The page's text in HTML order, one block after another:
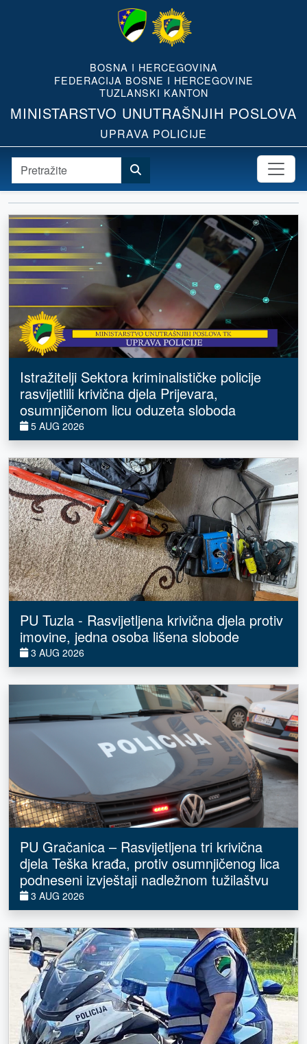
BOSNA I HERCEGOVINA
FEDERACIJA BOSNE I HERCEGOVINE
TUZLANSKI KANTON
MINISTARSTVO UNUTRAŠNJIH POSLOVA
UPRAVA POLICIJE
Istražitelji Sektora kriminalističke policije
rasvijetlili krivična djela Prijevara,
osumnjičenom licu oduzeta sloboda
5 AUG 2026
PU Tuzla - Rasvijetljena krivična djela protiv
imovine, jedna osoba lišena slobode
3 AUG 2026
PU Gračanica – Rasvijetljena tri krivična
djela Teška krađa, protiv osumnjičenog lica
podneseni izvještaji nadležnom tužilaštvu
3 AUG 2026